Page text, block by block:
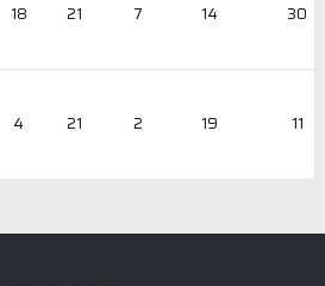
18 21 7 14 30
4 21 2 19 11